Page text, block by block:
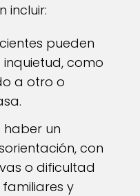
incluir:
pueden
como
a otro o
haber un
con
o dificultad
y